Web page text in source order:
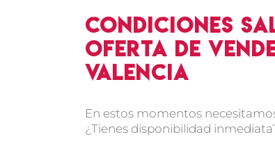
Condiciones
oferta de
Valencia
En estos momentos
¿Tienes disponibilidad